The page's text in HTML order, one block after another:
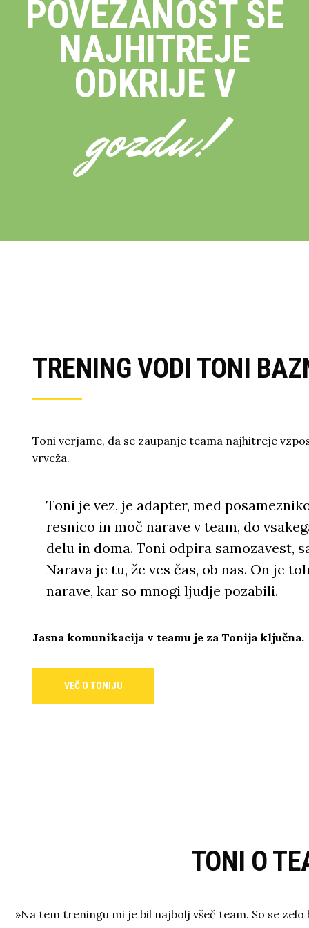
POVEZANOST SE
NAJHITREJE
ODKRIJE V
gozdu!
TRENING VODI TONI
Toni verjame, da se zaupanje teama najhitreje
vrveža.
Toni je vez, je adapter, med
resnico in moč narave v team, do
delu in doma. Toni odpira samozavest,
Narava je tu, že ves čas, ob nas. On je
narave, kar so mnogi ljudje pozabili.
Jasna komunikacija v teamu je za Tonija ključna.
VEČ O TONIJU
TONI O
»Na tem treningu mi je bil najbolj všeč team. So se